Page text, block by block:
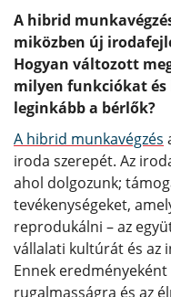
A hibrid
miközben új
Hogyan változott
milyen funkciókat és
leginkább a bérlők?
A hibrid munkavégzés
iroda szerepét. Az
ahol dolgozunk;
tevékenységeket,
reprodukálni – az
vállalati kultúrát és az
Ennek
rugalmasságra és az